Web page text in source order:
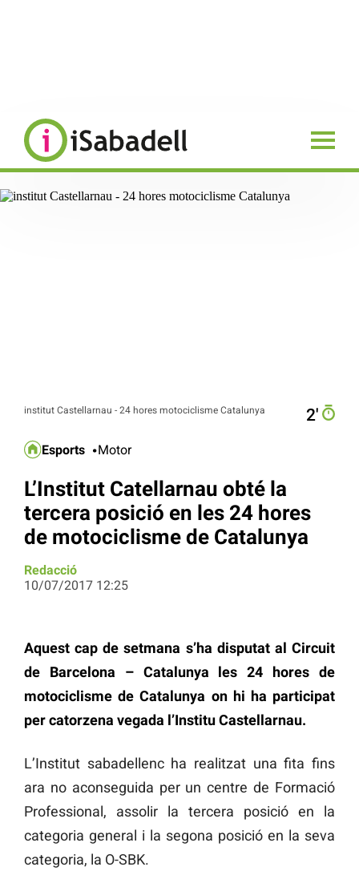
institut Castellarnau - 24 hores motociclisme Catalunya 2′
Esports Motor
L’Institut Catellarnau obté la
tercera posició en les 24 hores
de motociclisme de Catalunya
Redacció
10/07/2017 12:25
Aquest cap de setmana s’ha disputat al Circuit
de Barcelona – Catalunya les 24 hores de
motociclisme de Catalunya on hi ha participat
per catorzena vegada l’Institu Castellarnau.
L’Institut sabadellenc ha realitzat una fita fins
ara no aconseguida per un centre de Formació
Professional, assolir la tercera posició en la
categoria general i la segona posició en la seva
categoria, la O-SBK.